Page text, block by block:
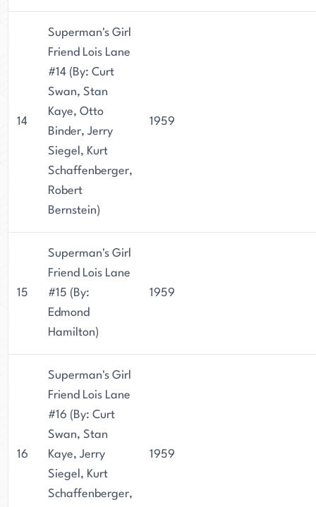
14
Superman's Girl
Friend Lois Lane
#14 (By: Curt
Swan, Stan
Kaye, Otto
Binder, Jerry
Siegel, Kurt
Schaffenberger,
Robert
Bernstein)
1959
15
Superman's Girl
Friend Lois Lane
#15 (By:
Edmond
Hamilton)
1959
16
Superman's Girl
Friend Lois Lane
#16 (By: Curt
Swan, Stan
Kaye, Jerry
Siegel, Kurt
Schaffenberger,
1959